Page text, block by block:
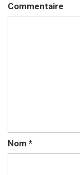
Commentaire
Nom *